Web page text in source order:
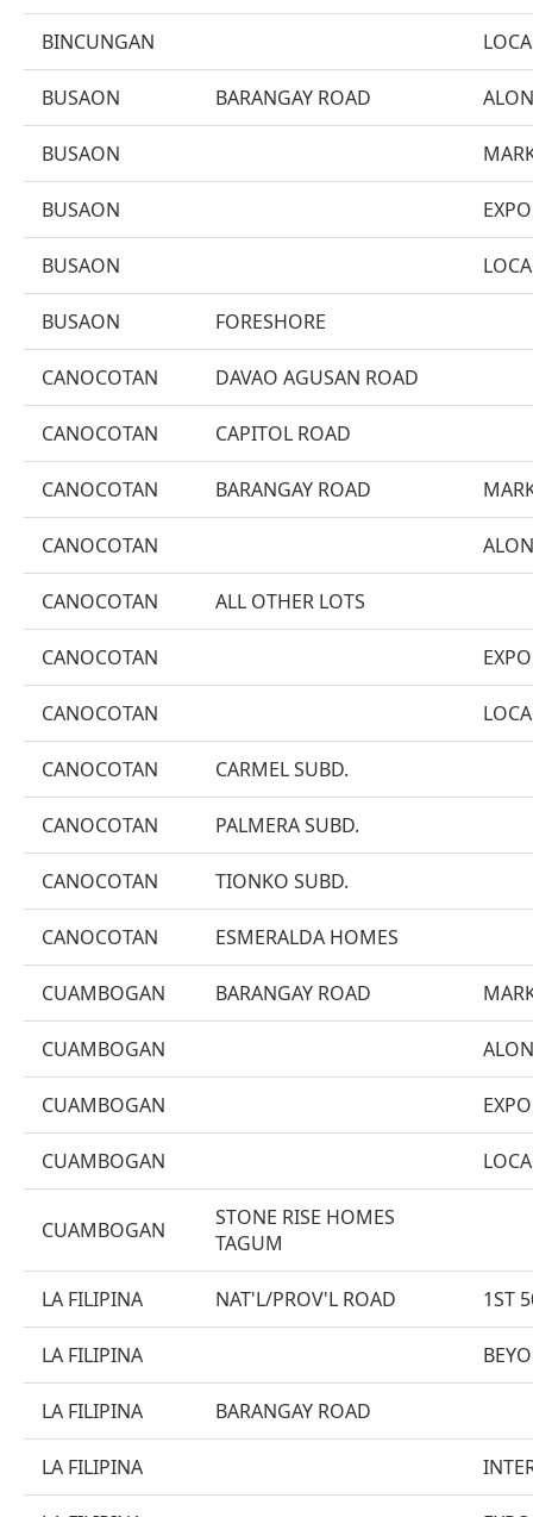
BINCUNGAN
BUSAON BARANGAY ROAD
BUSAON
BUSAON
BUSAON
BUSAON FORESHORE
CANOCOTAN DAVAO AGUSAN ROAD
CANOCOTAN CAPITOL ROAD
CANOCOTAN BARANGAY ROAD
CANOCOTAN
CANOCOTAN ALL OTHER LOTS
CANOCOTAN
CANOCOTAN
CANOCOTAN CARMEL SUBD.
CANOCOTAN PALMERA SUBD.
CANOCOTAN TIONKO SUBD.
CANOCOTAN ESMERALDA HOMES
CUAMBOGAN BARANGAY ROAD
CUAMBOGAN
CUAMBOGAN
CUAMBOGAN
CUAMBOGAN
STONE RISE HOMES
TAGUM
LA FILIPINA NAT'L/PROV'L ROAD 1ST
LA FILIPINA
LA FILIPINA BARANGAY ROAD
LA FILIPINA